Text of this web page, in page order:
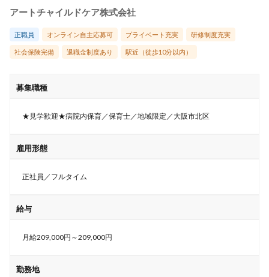
アートチャイルドケア株式会社
正職員 オンライン自主応募可 プライベート充実 研修制度充実
社会保険完備 退職金制度あり 駅近（徒歩10分以内）
募集職種
★見学歓迎★病院内保育／保育士／地域限定／大阪市北区
雇用形態
正社員／フルタイム
給与
月給209,000円～209,000円
勤務地